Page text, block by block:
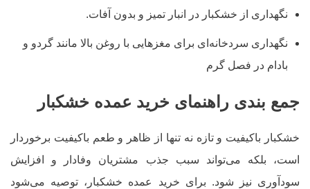
نگهداری از خشکبار در انبار تمیز و بدون آفات.
نگهداری سردخانه‌ای برای مغزهایی با روغن بالا مانند گردو و
بادام در فصل گرم
جمع بندی راهنمای خرید عمده خشکبار
خشکبار باکیفیت و تازه نه تنها از ظاهر و طعم باکیفیت برخوردار
است، بلکه می‌تواند سبب جذب مشتریان وفادار و افزایش
سودآوری نیز شود. برای خرید عمده خشکبار، توصیه می‌شود